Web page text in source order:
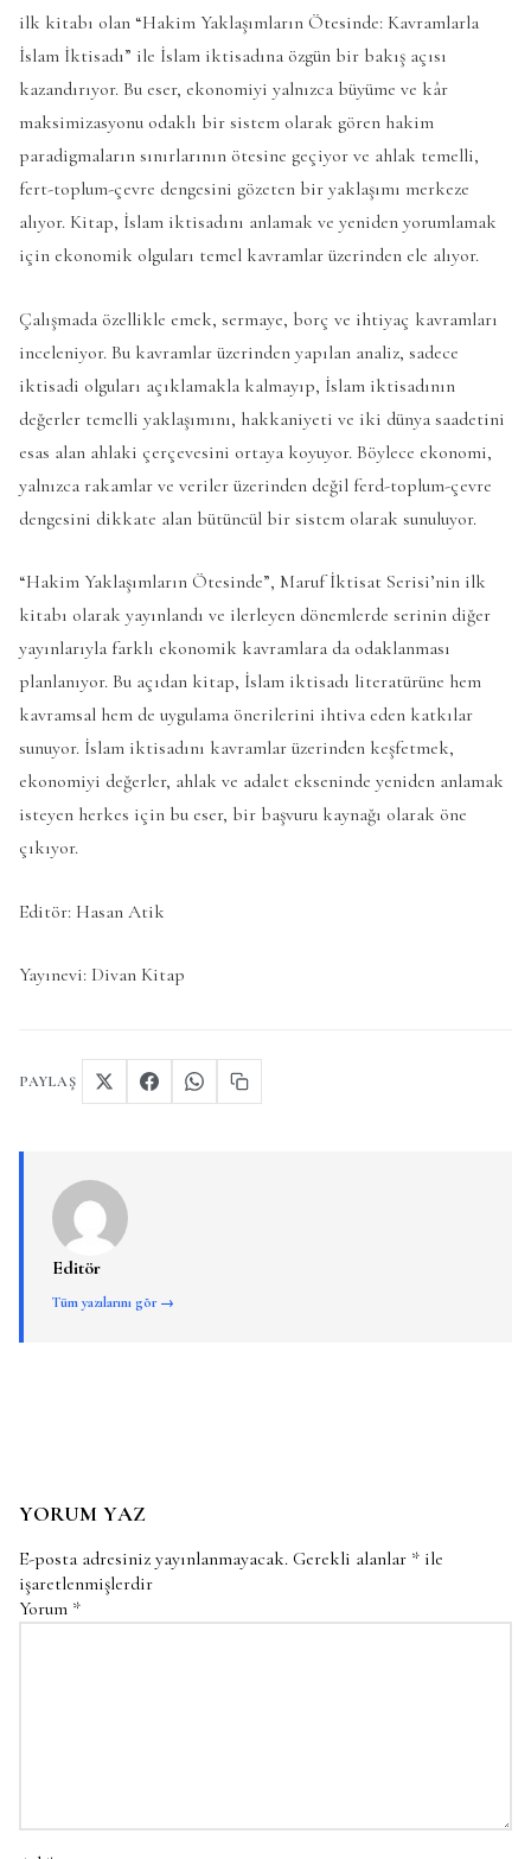
ilk kitabı olan “Hakim Yaklaşımların Ötesinde: Kavramlarla
İslam İktisadı” ile İslam iktisadına özgün bir bakış açısı
kazandırıyor. Bu eser, ekonomiyi yalnızca büyüme ve kâr
maksimizasyonu odaklı bir sistem olarak gören hakim
paradigmaların sınırlarının ötesine geçiyor ve ahlak temelli,
fert-toplum-çevre dengesini gözeten bir yaklaşımı merkeze
alıyor. Kitap, İslam iktisadını anlamak ve yeniden yorumlamak
için ekonomik olguları temel kavramlar üzerinden ele alıyor.
Çalışmada özellikle emek, sermaye, borç ve ihtiyaç kavramları
inceleniyor. Bu kavramlar üzerinden yapılan analiz, sadece
iktisadi olguları açıklamakla kalmayıp, İslam iktisadının
değerler temelli yaklaşımını, hakkaniyeti ve iki dünya saadetini
esas alan ahlaki çerçevesini ortaya koyuyor. Böylece ekonomi,
yalnızca rakamlar ve veriler üzerinden değil ferd-toplum-çevre
dengesini dikkate alan bütüncül bir sistem olarak sunuluyor.
“Hakim Yaklaşımların Ötesinde”, Maruf İktisat Serisi’nin ilk
kitabı olarak yayınlandı ve ilerleyen dönemlerde serinin diğer
yayınlarıyla farklı ekonomik kavramlara da odaklanması
planlanıyor. Bu açıdan kitap, İslam iktisadı literatürüne hem
kavramsal hem de uygulama önerilerini ihtiva eden katkılar
sunuyor. İslam iktisadını kavramlar üzerinden keşfetmek,
ekonomiyi değerler, ahlak ve adalet ekseninde yeniden anlamak
isteyen herkes için bu eser, bir başvuru kaynağı olarak öne
çıkıyor.
Editör: Hasan Atik
Yayınevi: Divan Kitap
PAYLAŞ
Editör
Tüm yazılarını gör →
YORUM YAZ
E-posta adresiniz yayınlanmayacak. Gerekli alanlar * ile
işaretlenmişlerdir
Yorum *